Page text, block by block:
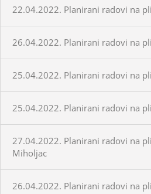
22.04.2022. Planirani radovi na
26.04.2022. Planirani radovi na
25.04.2022. Planirani radovi na
25.04.2022. Planirani radovi na
27.04.2022. Planirani radovi na
Miholjac
26.04.2022. Planirani radovi na